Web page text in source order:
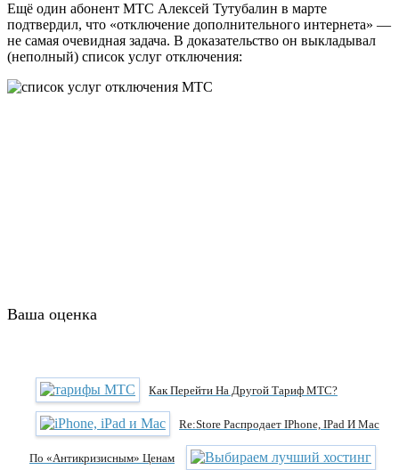
Ещё один абонент МТС Алексей Тутубалин в марте
подтвердил, что «отключение дополнительного интернета» —
не самая очевидная задача. В доказательство он выкладывал
(неполный) список услуг отключения:
Ваша оценка
Как Перейти На Другой Тариф МТС?
Re:Store Распродает IPhone, IPad И Mac
По «антикризисным» Ценам